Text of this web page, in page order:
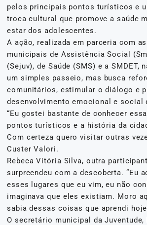
pelos principais pontos turísticos e
troca cultural que promove a saúde
estar dos adolescentes.
A ação, realizada em parceria com
municipais de Assistência Social
(Sejuv), de Saúde (SMS) e a SMDET,
um simples passeio, mas busca
comunitários, estimular o diálogo e
desenvolvimento emocional e social
“Eu gostei bastante de conhecer
pontos turísticos e a história da
Com certeza quero visitar outras
Custer Valori.
Rebeca Vitória Silva, outra
surpreendeu com a descoberta. “Eu
esses lugares que eu vim, eu não
imaginava que eles existiam. Moro
sabia dessas coisas que aprendi
O secretário municipal da